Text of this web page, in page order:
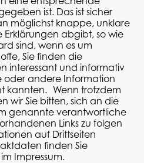
ist. Das ist sicher
möglichst knappe, unklare
Erklärungen abgibt, so wie
sind, wenn es um
Sie finden die
interessant und informativ
oder andere Information
kannten. Wenn trotzdem
wir Sie bitten, sich an die
genannte verantwortliche
Links zu folgen
auf Drittseiten
finden Sie
Impressum.